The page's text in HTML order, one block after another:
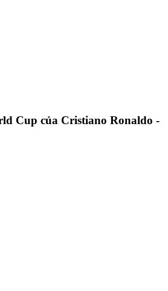
Cup của Cristiano Ronaldo -